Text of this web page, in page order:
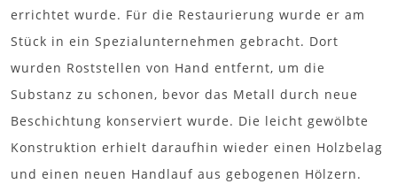
errichtet wurde. Für die Restaurierung wurde er am
Stück in ein Spezialunternehmen gebracht. Dort
wurden Roststellen von Hand entfernt, um die
Substanz zu schonen, bevor das Metall durch neue
Beschichtung konserviert wurde. Die leicht gewölbte
Konstruktion erhielt daraufhin wieder einen Holzbelag
und einen neuen Handlauf aus gebogenen Hölzern.